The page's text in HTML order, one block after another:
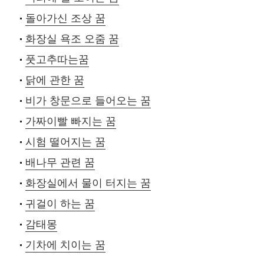
돌아가신 조상 꿈
화장실 욕조 오줌 꿈
풋고추따는꿈
닭에 관한 꿈
비가 창문으로 들어오는 꿈
가짜이빨 빠지는 꿈
시험 떨어지는 꿈
배나무 관련 꿈
화장실에서 물이 터지는 꿈
귀걸이 하는 꿈
감태몽
기차에 치이는 꿈